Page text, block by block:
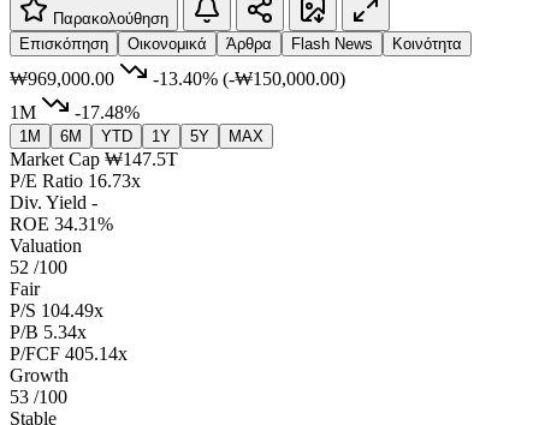
Παρακολούθηση
Επισκόπηση
Οικονομικά Άρθρα Flash News Κοινότητα
₩969,000.00 -13.40% (-₩150,000.00)
1M
-17.48%
1M 6M YTD 1Y 5Y MAX
Market Cap ₩147.5T
P/E Ratio 16.73x
Div. Yield -
ROE 34.31%
Valuation
52 /100
Fair
P/S 104.49x
P/B 5.34x
P/FCF 405.14x
Growth
53 /100
Stable